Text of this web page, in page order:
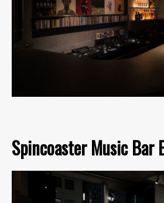
Spincoaster Music Bar